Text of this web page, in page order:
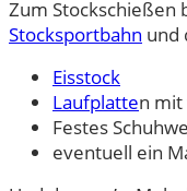
Zum Stockschießen
Stocksportbahn und
Eisstock
Laufplatten mit
Festes
eventuell ein